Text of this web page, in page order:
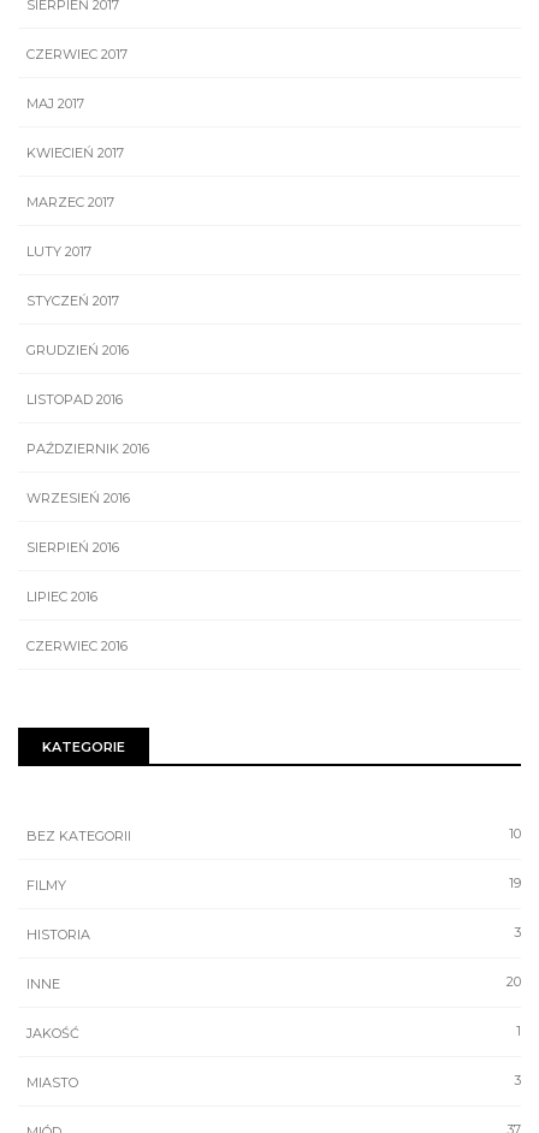
SIERPIEŃ 2017
CZERWIEC 2017
MAJ 2017
KWIECIEŃ 2017
MARZEC 2017
LUTY 2017
STYCZEŃ 2017
GRUDZIEŃ 2016
LISTOPAD 2016
PAŹDZIERNIK 2016
WRZESIEŃ 2016
SIERPIEŃ 2016
LIPIEC 2016
CZERWIEC 2016
KATEGORIE
10
BEZ KATEGORII
19
FILMY
3
HISTORIA
20
INNE
1
JAKOŚĆ
3
MIASTO